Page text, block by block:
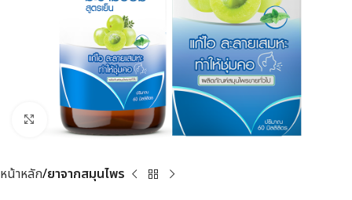
Click to enlarge
หน้าหลัก ยาจากสมุนไพร